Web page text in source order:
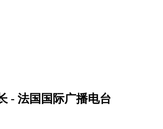
- 法国国际广播电台